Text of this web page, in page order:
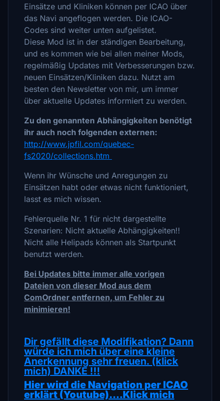
Einsätze und Kliniken können per ICAO über
das Navi angeflogen werden. Die ICAO-
Codes sind weiter unten aufgelistet.
Diese Mod ist in der ständigen Bearbeitung,
und es kommen wie bei allen meiner Mods,
regelmäßig Updates mit Verbesserungen bzw.
neuen Einsätzen/Kliniken dazu. Nutzt am
besten den Newsletter von mir, um immer
über aktuelle Updates informiert zu werden.
Zu den genannten Abhängigkeiten benötigt
ihr auch noch folgenden externen:
http://www.jpfil.com/quebec-
fs2020/collections.htm
Wenn ihr Wünsche und Anregungen zu
Einsätzen habt oder etwas nicht funktioniert,
lasst es mich wissen.
Fehlerquelle Nr. 1 für nicht dargestellte
Szenarien: Nicht aktuelle Abhängigkeiten!!
Nicht alle Helipads können als Startpunkt
benutzt werden.
Bei Updates bitte immer alle vorigen
Dateien von dieser Mod aus dem
ComOrdner entfernen, um Fehler zu
minimieren!
Dir gefällt diese Modifikation? Dann
würde ich mich über eine kleine
Anerkennung sehr freuen. (klick
mich) DANKE !!!
Hier wird die Navigation per ICAO
erklärt (Youtube)....Klick mich